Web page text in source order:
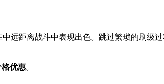
中远距离战斗中表现出色。跳过繁琐的刷级
格优惠。